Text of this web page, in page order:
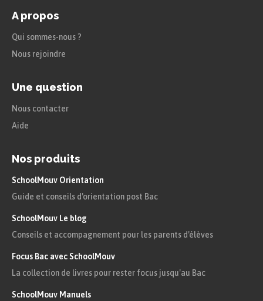
A propos
Qui sommes-nous ?
Nous rejoindre
Une question
Nous contacter
Aide
Nos produits
SchoolMouv Orientation
Guide et conseils d'orientation post Bac
SchoolMouv Le blog
Conseils et accompagnement pour les parents d'élèves
Focus Bac avec SchoolMouv
La collection de livres pour rester focus jusqu'au Bac
SchoolMouv Manuels